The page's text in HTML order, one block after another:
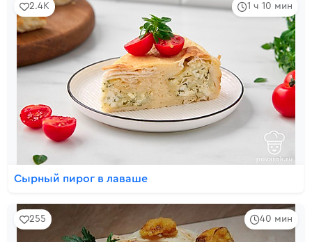
1 ч 10 мин
2.4K
Сырный пирог в лаваше
40 мин
255